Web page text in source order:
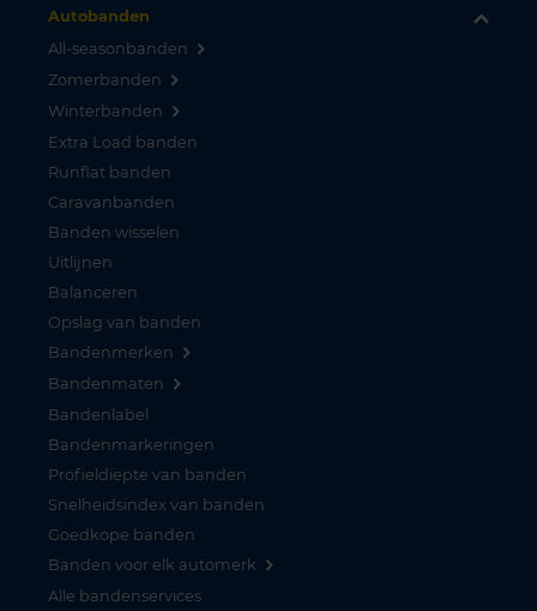
Autobanden
All-seasonbanden
Zomerbanden
Winterbanden
Extra Load banden
Runflat banden
Caravanbanden
Banden wisselen
Uitlijnen
Balanceren
Opslag van banden
Bandenmerken
Bandenmaten
Bandenlabel
Bandenmarkeringen
Profieldiepte van banden
Snelheidsindex van banden
Goedkope banden
Banden voor elk automerk
Alle bandenservices